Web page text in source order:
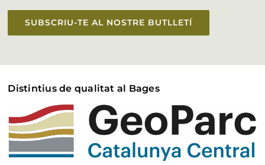
SUBSCRIU-TE AL NOSTRE BUTLLETÍ
Distintius de qualitat al Bages